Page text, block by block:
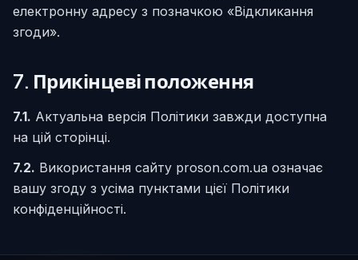
електронну адресу з позначкою «Відкликання
згоди».
7. Прикінцеві положення
7.1. Актуальна версія Політики завжди доступна
на цій сторінці.
7.2. Використання сайту proson.com.ua означає
вашу згоду з усіма пунктами цієї Політики
конфіденційності.